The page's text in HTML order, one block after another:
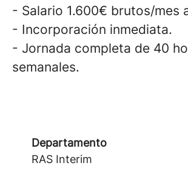
- Salario 1.600€ brutos/mes
- Incorporación inmediata.
- Jornada completa de 40
semanales.
Departamento
RAS Interim